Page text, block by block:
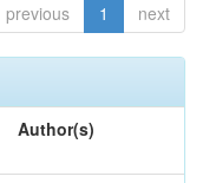
previous 1 next
Author(s)